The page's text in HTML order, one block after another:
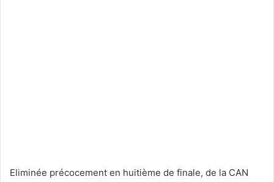
Eliminée précocement en huitième de finale, de la CAN